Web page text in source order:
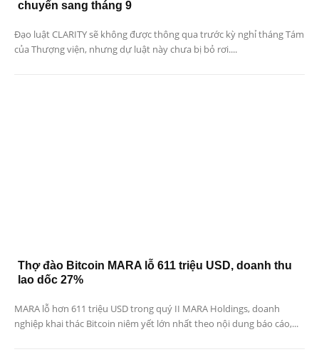
chuyển sang tháng 9
Đạo luật CLARITY sẽ không được thông qua trước kỳ nghỉ tháng Tám
của Thượng viện, nhưng dự luật này chưa bị bỏ rơi....
Thợ đào Bitcoin MARA lỗ 611 triệu USD, doanh thu
lao dốc 27%
MARA lỗ hơn 611 triệu USD trong quý II MARA Holdings, doanh
nghiệp khai thác Bitcoin niêm yết lớn nhất theo nội dung báo cáo,...